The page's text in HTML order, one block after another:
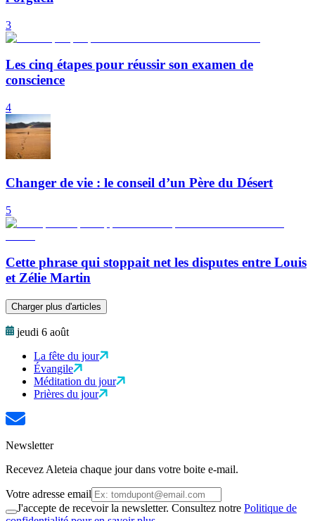
3
Les cinq étapes pour réussir son examen de
conscience
4
Changer de vie : le conseil d’un Père du Désert
5
Cette phrase qui stoppait net les disputes entre Louis
et Zélie Martin
Charger plus d'articles
jeudi 6 août
La fête du jour
Évangile
Méditation du jour
Prières du jour
Newsletter
Recevez Aleteia chaque jour dans votre boite e-mail.
Votre adresse email
J'accepte de recevoir la newsletter. Consultez notre Politique de